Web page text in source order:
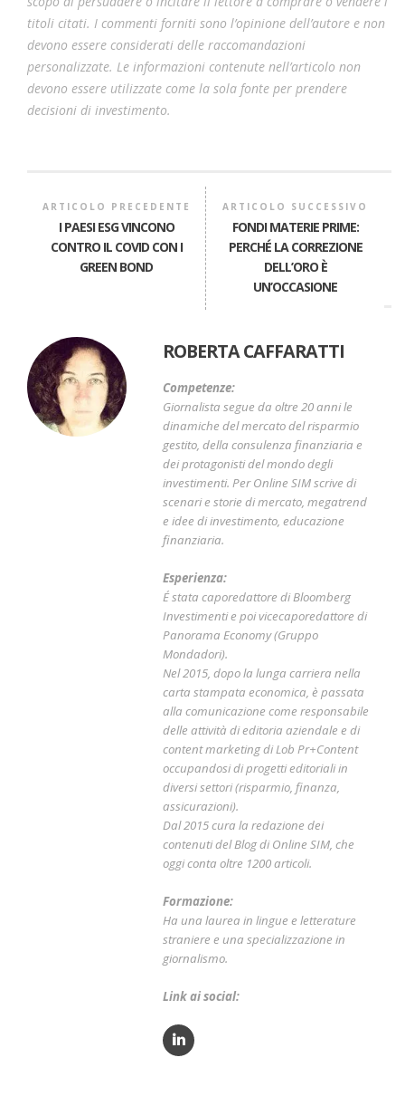
titoli citati. I commenti forniti sono l’opinione dell’autore e non
devono essere considerati delle raccomandazioni
personalizzate. Le informazioni contenute nell’articolo non
devono essere utilizzate come la sola fonte per prendere
decisioni di investimento.
ARTICOLO PRECEDENTE
I PAESI ESG VINCONO
CONTRO IL COVID CON I
GREEN BOND
ARTICOLO SUCCESSIVO
FONDI MATERIE PRIME:
PERCHÉ LA CORREZIONE
DELL’ORO È
UN’OCCASIONE
ROBERTA CAFFARATTI
Competenze:
Giornalista segue da oltre 20 anni le
dinamiche del mercato del risparmio
gestito, della consulenza finanziaria e
dei protagonisti del mondo degli
investimenti. Per Online SIM scrive di
scenari e storie di mercato, megatrend
e idee di investimento, educazione
finanziaria.
Esperienza:
É stata caporedattore di Bloomberg
Investimenti e poi vicecaporedattore di
Panorama Economy (Gruppo
Mondadori).
Nel 2015, dopo la lunga carriera nella
carta stampata economica, è passata
alla comunicazione come responsabile
delle attività di editoria aziendale e di
content marketing di Lob Pr+Content
occupandosi di progetti editoriali in
diversi settori (risparmio, finanza,
assicurazioni).
Dal 2015 cura la redazione dei
contenuti del Blog di Online SIM, che
oggi conta oltre 1200 articoli.
Formazione:
Ha una laurea in lingue e letterature
straniere e una specializzazione in
giornalismo.
Link ai social: